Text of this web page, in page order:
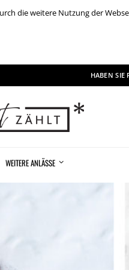
die weitere Nutzung der
HABEN SIE
WEITERE ANLÄSSE